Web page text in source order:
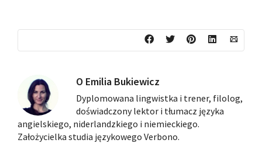
O Emilia Bukiewicz
Dyplomowana lingwistka i trener, filolog,
doświadczony lektor i tłumacz języka
angielskiego, niderlandzkiego i niemieckiego.
Założycielka studia językowego Verbono.